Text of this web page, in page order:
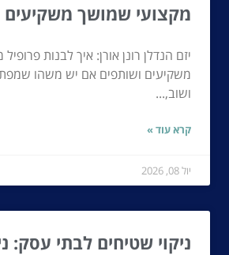
מקצועי שמושך משקיעים
יזם הנדלן רונן אורן: איך לבנות
משקיעים ושותפים אם יש משהו
ושוב,...
קרא עוד »
יול 08, 2026
ניקוי שטיחים לבתי עסק: